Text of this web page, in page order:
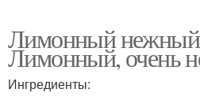
Лимонный нежный
Лимонный, очень
Ингредиенты: